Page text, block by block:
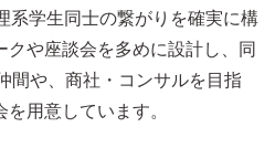
系学生同士の繋がりを確実に構
や座談会を多めに設計し、同
間や、商社・コンサルを目指
用意しています。